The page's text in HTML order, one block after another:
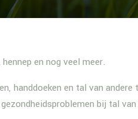
en nog veel meer.
handdoeken en tal van
bij tal